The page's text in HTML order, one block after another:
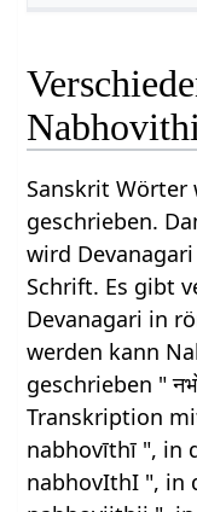
Nabhovithi
Sanskrit
geschrieben.
wird
Schrift. Es gibt
Devanagari in
werden kann
geschrieben "
Transkription
nabhovīthī ", in
nabhovIthI ", in